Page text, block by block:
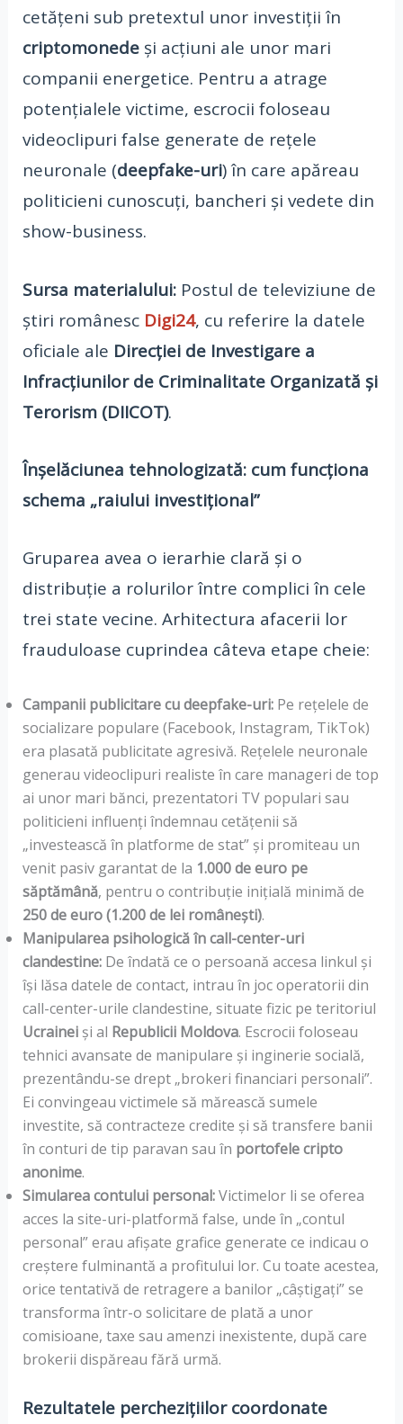
cetățeni sub pretextul unor investiții în
criptomonedeși acțiuni ale unor mari
companii energetice. Pentru a atrage
potențialele victime, escrocii foloseau
videoclipuri false generate de rețele
neuronale (deepfake-uri) în care apăreau
politicieni cunoscuți, bancheri și vedete din
show-business.
Sursa materialului:Postul de televiziune de
știri românesc Digi24, cu referire la datele
oficiale ale Direcției de Investigare a
Infracțiunilor de Criminalitate Organizată și
Terorism (DIICOT).
Înșelăciunea tehnologizată: cum funcționa
schema „raiului investițional”
Gruparea avea o ierarhie clară și o
distribuție a rolurilor între complici în cele
trei state vecine. Arhitectura afacerii lor
frauduloase cuprindea câteva etape cheie:
Campanii publicitare cu deepfake-uri:Pe rețelele de
socializare populare (Facebook, Instagram, TikTok)
era plasată publicitate agresivă. Rețelele neuronale
generau videoclipuri realiste în care manageri de top
ai unor mari bănci, prezentatori TV populari sau
politicieni influenți îndemnau cetățenii să
„investească în platforme de stat” și promiteau un
venit pasiv garantat de la 1.000 de euro pe
săptămână, pentru o contribuție inițială minimă de
250 de euro (1.200 de lei românești).
Manipularea psihologică în call-center-uri
clandestine:De îndată ce o persoană accesa linkul și
își lăsa datele de contact, intrau în joc operatorii din
call-center-urile clandestine, situate fizic pe teritoriul
Ucraineiși al Republicii Moldova. Escrocii foloseau
tehnici avansate de manipulare și inginerie socială,
prezentându-se drept „brokeri financiari personali”.
Ei convingeau victimele să mărească sumele
investite, să contracteze credite și să transfere banii
în conturi de tip paravan sau în portofele cripto
anonime.
Simularea contului personal:Victimelor li se oferea
acces la site-uri-platformă false, unde în „contul
personal” erau afișate grafice generate ce indicau o
creștere fulminantă a profitului lor. Cu toate acestea,
orice tentativă de retragere a banilor „câștigați” se
transforma într-o solicitare de plată a unor
comisioane, taxe sau amenzi inexistente, după care
brokerii dispăreau fără urmă.
Rezultatele perchezițiilor coordonate